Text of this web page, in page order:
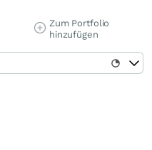
Zum Portfolio
hinzufügen